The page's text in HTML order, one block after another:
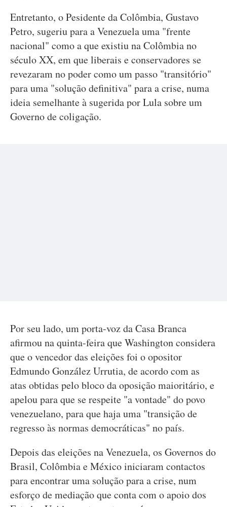
Entretanto, o Pesidente da Colômbia, Gustavo
Petro, sugeriu para a Venezuela uma "frente
nacional" como a que existiu na Colômbia no
século XX, em que liberais e conservadores se
revezaram no poder como um passo "transitório"
para uma "solução definitiva" para a crise, numa
ideia semelhante à sugerida por Lula sobre um
Governo de coligação.
Por seu lado, um porta-voz da Casa Branca
afirmou na quinta-feira que Washington considera
que o vencedor das eleições foi o opositor
Edmundo González Urrutia, de acordo com as
atas obtidas pelo bloco da oposição maioritário, e
apelou para que se respeite "a vontade" do povo
venezuelano, para que haja uma "transição de
regresso às normas democráticas" no país.
Depois das eleições na Venezuela, os Governos do
Brasil, Colômbia e México iniciaram contactos
para encontrar uma solução para a crise, num
esforço de mediação que conta com o apoio dos